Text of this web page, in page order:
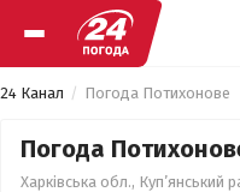
24 Канал Погода Потихонове
Погода
Харківська обл.,